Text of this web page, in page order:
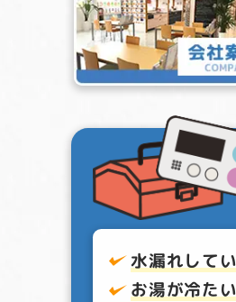
水漏れして
お湯が冷たい